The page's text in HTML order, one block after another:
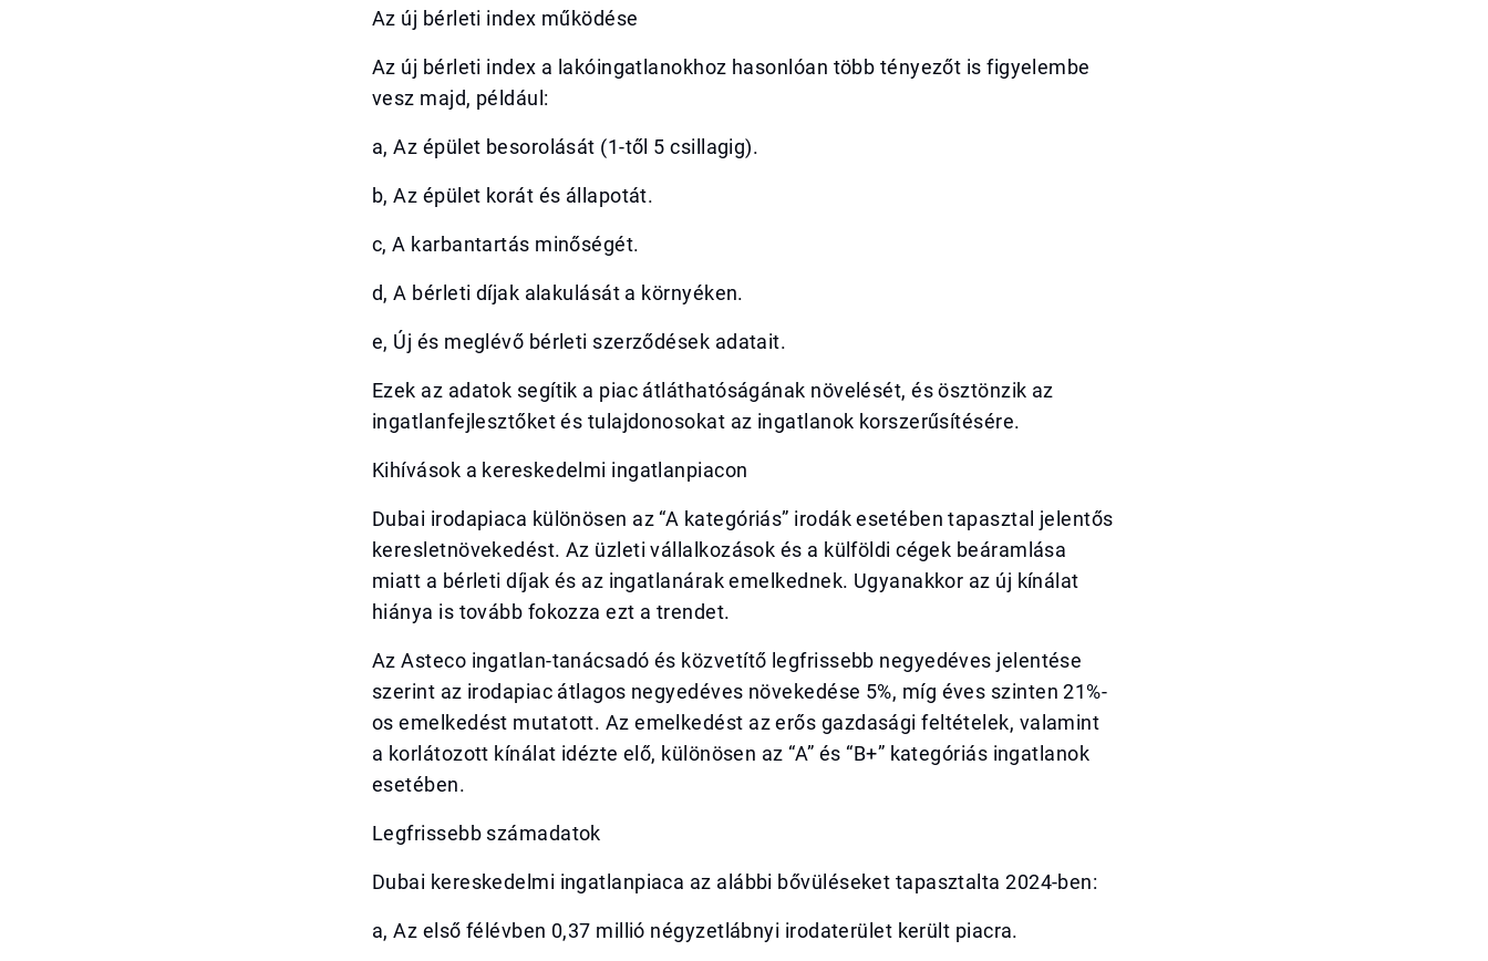
Az új bérleti index működése
Az új bérleti index a lakóingatlanokhoz hasonlóan több tényezőt is figyelembe
vesz majd, például:
a, Az épület besorolását (1-től 5 csillagig).
b, Az épület korát és állapotát.
c, A karbantartás minőségét.
d, A bérleti díjak alakulását a környéken.
e, Új és meglévő bérleti szerződések adatait.
Ezek az adatok segítik a piac átláthatóságának növelését, és ösztönzik az
ingatlanfejlesztőket és tulajdonosokat az ingatlanok korszerűsítésére.
Kihívások a kereskedelmi ingatlanpiacon
Dubai irodapiaca különösen az “A kategóriás” irodák esetében tapasztal jelentős
keresletnövekedést. Az üzleti vállalkozások és a külföldi cégek beáramlása
miatt a bérleti díjak és az ingatlanárak emelkednek. Ugyanakkor az új kínálat
hiánya is tovább fokozza ezt a trendet.
Az Asteco ingatlan-tanácsadó és közvetítő legfrissebb negyedéves jelentése
szerint az irodapiac átlagos negyedéves növekedése 5%, míg éves szinten 21%-
os emelkedést mutatott. Az emelkedést az erős gazdasági feltételek, valamint
a korlátozott kínálat idézte elő, különösen az “A” és “B+” kategóriás ingatlanok
esetében.
Legfrissebb számadatok
Dubai kereskedelmi ingatlanpiaca az alábbi bővüléseket tapasztalta 2024-ben:
a, Az első félévben 0,37 millió négyzetlábnyi irodaterület került piacra.